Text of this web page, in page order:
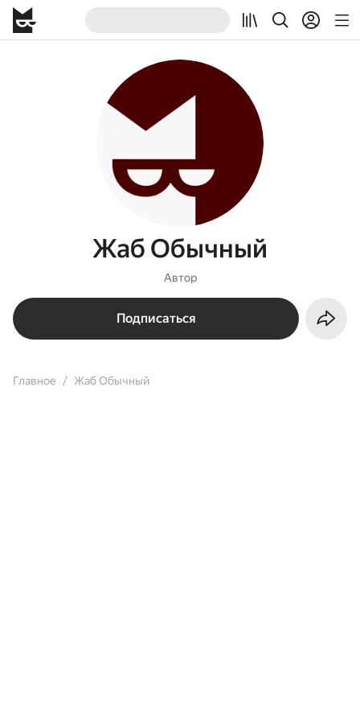
Жаб Обычный
Автор
Подписаться
Главное Жаб Обычный